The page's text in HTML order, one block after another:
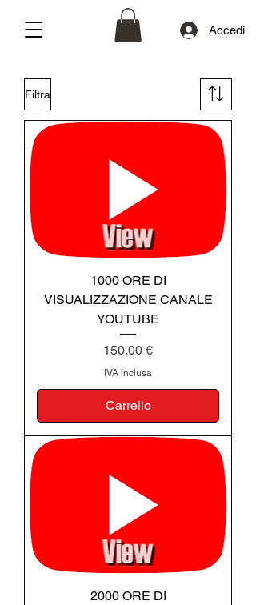
Accedi
Filtra
1000 ORE DI
VISUALIZZAZIONE CANALE
YOUTUBE
Prezzo
150,00 €
IVA inclusa
Carrello
2000 ORE DI